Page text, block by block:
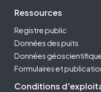
Ressources
Registre public
Données des puits
Données
Formulaires et
Conditions